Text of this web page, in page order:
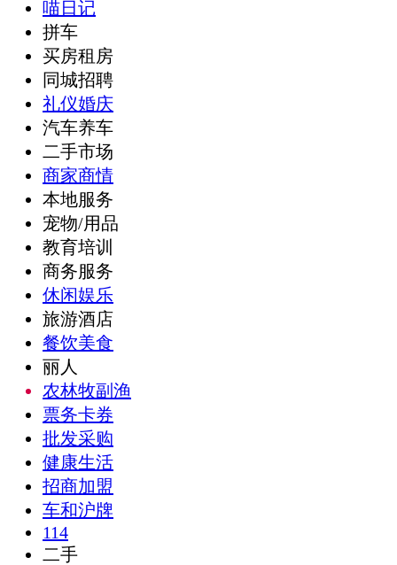
喵日记
拼车
买房租房
同城招聘
礼仪婚庆
汽车养车
二手市场
商家商情
本地服务
宠物/用品
教育培训
商务服务
休闲娱乐
旅游酒店
餐饮美食
丽人
农林牧副渔
票务卡券
批发采购
健康生活
招商加盟
车和沪牌
114
二手